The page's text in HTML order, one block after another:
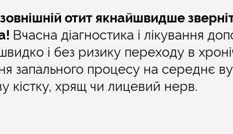
отит якнайшвидше
Вчасна діагностика і лікування
і без ризику переходу в
запального процесу на середнє
кістку, хрящ чи лицевий нерв.